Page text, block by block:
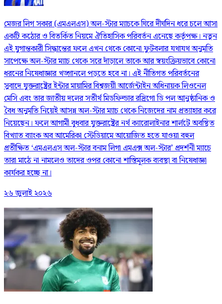
মেজর লিগ সকার (এমএলএস) অল-স্টার ম্যাচকে ঘিরে দীর্ঘদিন ধরে চলে আসা
একটি কঠোর ও বিতর্কিত নিয়মে ঐতিহাসিক পরিবর্তন এনেছে কর্তৃপক্ষ। নতুন
এই যুগান্তকারী সিদ্ধান্তের ফলে এখন থেকে কোনো ফুটবলার যথাযথ অনুমতি
সাপেক্ষে অল-স্টার ম্যাচ থেকে সরে দাঁড়ালে তাকে আর স্বয়ংক্রিয়ভাবে কোনো
ধরনের নিষেধাজ্ঞার খড়্গানলে পড়তে হবে না। এই নীতিগত পরিবর্তনের
সুবাদে যুক্তরাষ্ট্রের ইন্টার মায়ামির বিশ্বজয়ী আর্জেন্টাইন অধিনায়ক লিওনেল
মেসি এবং তার জাতীয় দলের সতীর্থ মিডফিল্ডার রদ্রিগো ডি পল আনুষ্ঠানিক ও
বৈধ অনুমতি নিয়েই আসন্ন অল-স্টার ম্যাচ থেকে নিজেদের নাম প্রত্যাহার করে
নিয়েছেন। ফলে আগামী বুধবার যুক্তরাষ্ট্রের নর্থ ক্যারোলাইনার শার্লটে অবস্থিত
বিখ্যাত ব্যাংক অব আমেরিকা স্টেডিয়ামে আয়োজিত হতে যাওয়া বহুল
প্রতীক্ষিত ‘এমএলএস অল-স্টার বনাম লিগা এমএক্স অল-স্টার’ প্রদর্শনী ম্যাচে
তারা মাঠে না নামলেও তাদের ওপর কোনো শাস্তিমূলক ব্যবস্থা বা নিষেধাজ্ঞা
কার্যকর হচ্ছে না।
২৬ জুলাই ২০২৬